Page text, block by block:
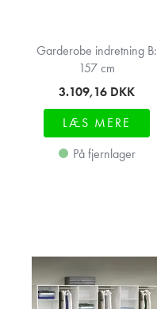
Garderobe indretning B:
157 cm
3.109,16 DKK
LÆS MERE
På fjernlager